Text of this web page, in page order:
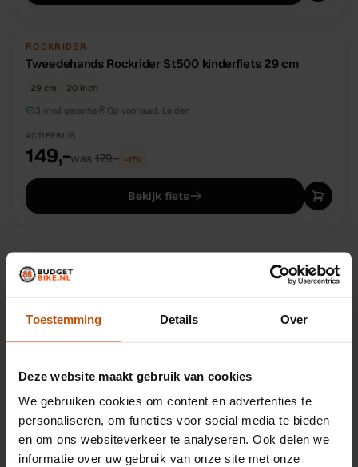
Toestemming Details Over
Deze website maakt gebruik van cookies
We gebruiken cookies om content en advertenties te
personaliseren, om functies voor social media te bieden
en om ons websiteverkeer te analyseren. Ook delen we
informatie over uw gebruik van onze site met onze
TWEEDEHANDS
ROCKRIDER
Tweedehands Rockrider St500 kinderfiets 29 cm
29 cm
20 inch
3 mnd garantie
Op voorraad: Leiden
ACTIEPRIJS
149,-was 179,- −17%
Bekijk fiets
van 3·57
Welke kinderfiets past bij de
lengte van je kind?